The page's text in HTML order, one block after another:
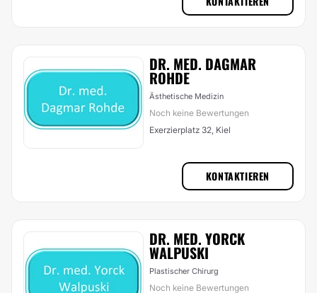
DR. MED. DAGMAR
ROHDE
Ästhetische Medizin
Noch keine Bewertungen
Exerzierplatz 32, Kiel
KONTAKTIEREN
DR. MED. YORCK
WALPUSKI
Plastischer Chirurg
Noch keine Bewertungen